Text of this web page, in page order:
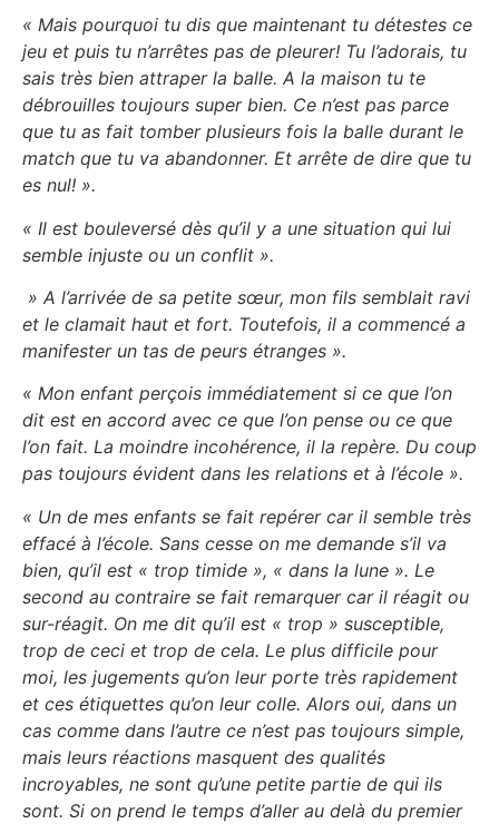
« Mais pourquoi tu dis que maintenant tu détestes ce
jeu et puis tu n’arrêtes pas de pleurer! Tu l’adorais, tu
sais très bien attraper la balle. A la maison tu te
débrouilles toujours super bien. Ce n’est pas parce
que tu as fait tomber plusieurs fois la balle durant le
match que tu va abandonner. Et arrête de dire que tu
es nul! ».
« Il est bouleversé dès qu’il y a une situation qui lui
semble injuste ou un conflit ».
» A l’arrivée de sa petite sœur, mon fils semblait ravi
et le clamait haut et fort. Toutefois, il a commencé a
manifester un tas de peurs étranges ».
« Mon enfant perçois immédiatement si ce que l’on
dit est en accord avec ce que l’on pense ou ce que
l’on fait. La moindre incohérence, il la repère. Du coup
pas toujours évident dans les relations et à l’école ».
« Un de mes enfants se fait repérer car il semble très
effacé à l’école. Sans cesse on me demande s’il va
bien, qu’il est « trop timide », « dans la lune ». Le
second au contraire se fait remarquer car il réagit ou
sur-réagit. On me dit qu’il est « trop » susceptible,
trop de ceci et trop de cela. Le plus difficile pour
moi, les jugements qu’on leur porte très rapidement
et ces étiquettes qu’on leur colle. Alors oui, dans un
cas comme dans l’autre ce n’est pas toujours simple,
mais leurs réactions masquent des qualités
incroyables, ne sont qu’une petite partie de qui ils
sont. Si on prend le temps d’aller au delà du premier